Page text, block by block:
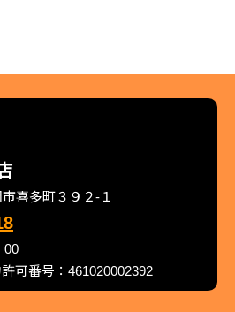
喜多町３９２-１
00
可番号：461020002392